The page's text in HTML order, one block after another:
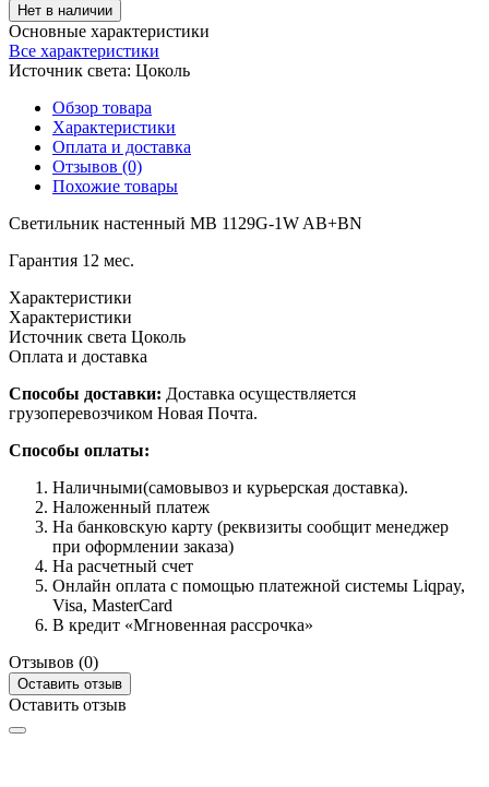
Нет в наличии
Основные характеристики
Все характеристики
Источник света: Цоколь
Обзор товара
Характеристики
Оплата и доставка
Отзывов (0)
Похожие товары
Светильник настенный MB 1129G-1W AB+BN
Гарантия 12 мес.
Характеристики
Характеристики
Источник света Цоколь
Оплата и доставка
Способы доставки: Доставка осуществляется
грузоперевозчиком Новая Почта.
Способы оплаты:
Наличными(самовывоз и курьерская доставка).
Наложенный платеж
На банковскую карту (реквизиты сообщит менеджер
при оформлении заказа)
На расчетный счет
Онлайн оплата с помощью платежной системы Liqpay,
Visa, MasterCard
В кредит «Мгновенная рассрочка»
Отзывов (0)
Оставить отзыв
Оставить отзыв